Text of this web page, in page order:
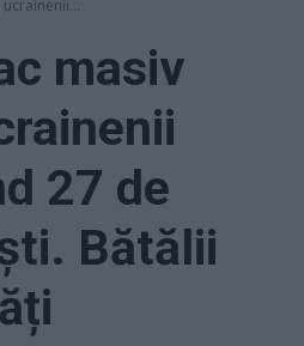
masiv
27 de
Bătălii